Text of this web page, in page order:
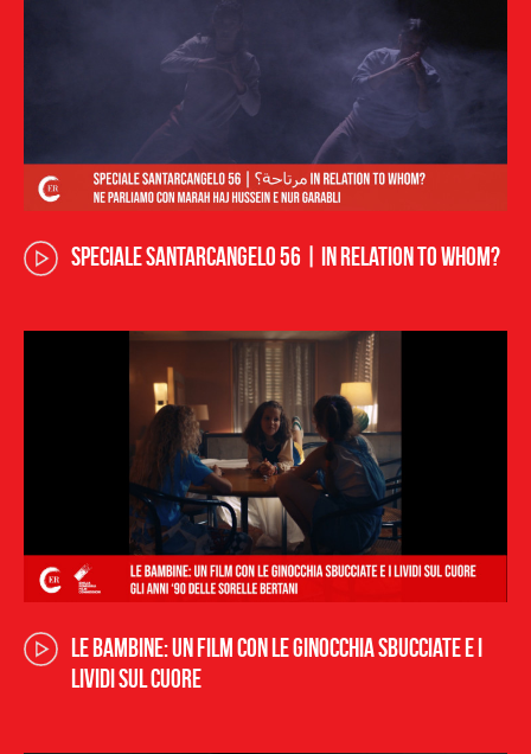
SPECIALE SANTARCANGELO 56 | In relation to whom?
Le bambine: un film con le ginocchia sbucciate e i
lividi sul cuore